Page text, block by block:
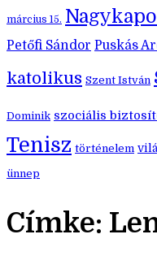
március 15.
Petőfi Sándor Puskás
katolikus Szent István
Dominik szociális
Tenisz történelem
ünnep
Címke: